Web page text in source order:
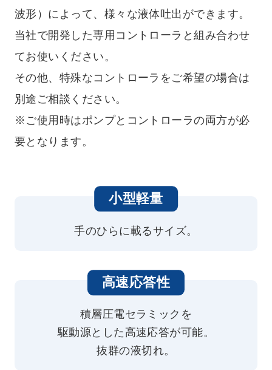
波形）によって、様々な液体吐出ができます。
当社で開発した専用コントローラと組み合わせ
てお使いください。
その他、特殊なコントローラをご希望の場合は
別途ご相談ください。
※ご使用時はポンプとコントローラの両方が必
要となります。
小型軽量
手のひらに載るサイズ。
高速応答性
積層圧電セラミックを
駆動源とした高速応答が可能。
抜群の液切れ。